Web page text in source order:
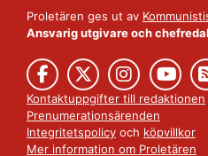
Proletären ges ut av
Ansvarig utgivare och
Kontaktuppgifter till redaktionen
Prenumerationsärenden
Integritetspolicy och köpvillkor
Mer information om Proletären